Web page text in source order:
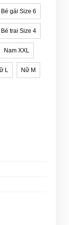
Bé gái Size 6
Bé trai Size 4
Nam XXL
L Nữ M